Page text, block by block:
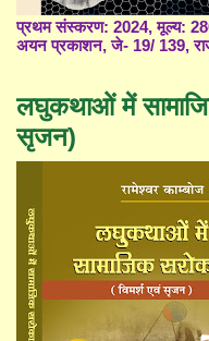
प्रथम संस्करण: 2024, मूल्य:
अयन प्रकाशन, जे- 19/ 139,
लघुकथाओं में
सृजन)